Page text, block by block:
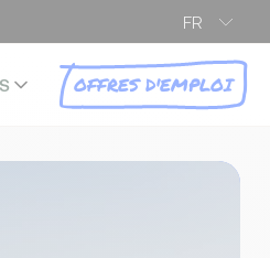
FR
OFFRES D'EMPLOI